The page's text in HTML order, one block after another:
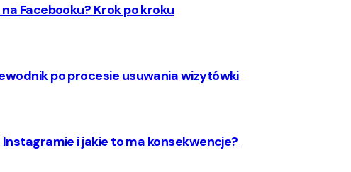
Facebooku? Krok po kroku
po procesie usuwania wizytówki
i jakie to ma konsekwencje?